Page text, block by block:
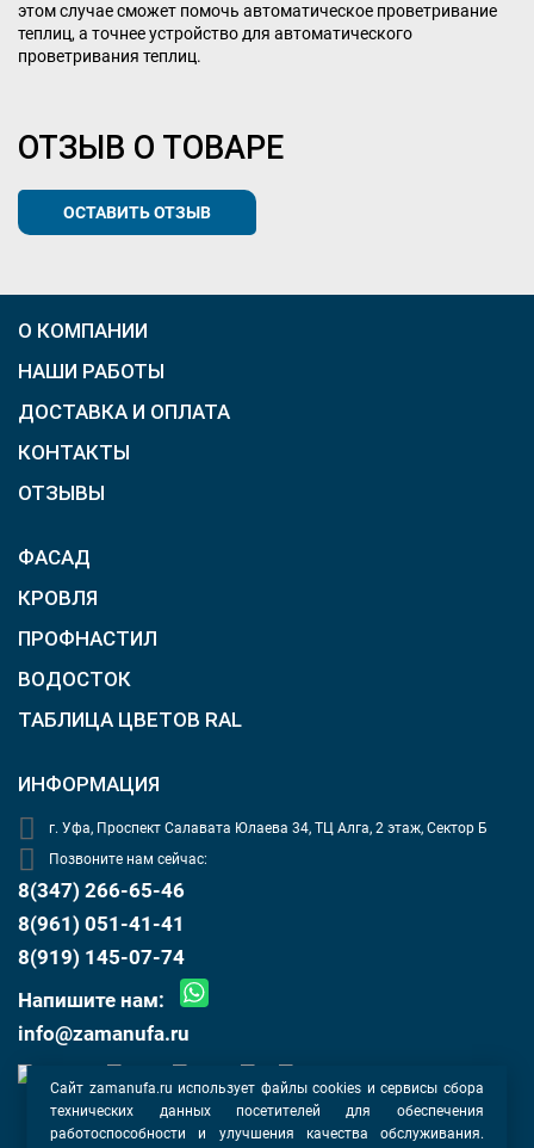
Сайт zamanufa.ru использует файлы cookies и сервисы сбора
технических данных посетителей для обеспечения
работоспособности и улучшения качества обслуживания.
этом случае сможет помочь автоматическое проветривание
теплиц, а точнее устройство для автоматического
проветривания теплиц.
ОТЗЫВ О ТОВАРЕ
ОСТАВИТЬ ОТЗЫВ
О КОМПАНИИ
НАШИ РАБОТЫ
ДОСТАВКА И ОПЛАТА
КОНТАКТЫ
ОТЗЫВЫ
ФАСАД
КРОВЛЯ
ПРОФНАСТИЛ
ВОДОСТОК
ТАБЛИЦА ЦВЕТОВ RAL
ИНФОРМАЦИЯ
г. Уфа, Проспект Салавата Юлаева 34, ТЦ Алга, 2 этаж, Сектор Б
Позвоните нам сейчас:
8(347) 266-65-46
8(961) 051-41-41
8(919) 145-07-74
Напишите нам:
info@zamanufa.ru